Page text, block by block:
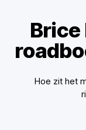
Hoe zit het